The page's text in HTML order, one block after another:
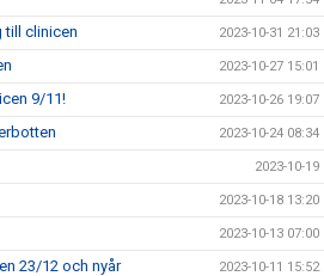
till clinicen 2023-10-31 21:03
2023-10-27 15:01
9/11! 2023-10-26 19:07
2023-10-24 08:34
2023-10-19
2023-10-18 13:20
2023-10-13 07:00
23/12 och nyår 2023-10-11 15:52